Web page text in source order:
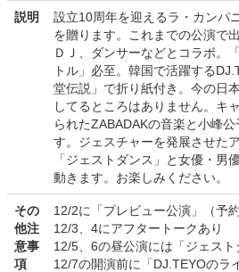
説明
設立10周年を迎えるラ・カンパ
を贈ります。これまでの公演で
ＤＪ、ダンサーなどとコラボ。
トル」必至。韓国で活躍する
堂伝説」で折り紙付き。今の日
してるところはありません。キ
られたZABADAKの音楽と小峰
す。ジェスチャーを発展させた
「ジェストダンス」と女優・男
動きます。お楽しみください。
その
他注
意事
項
12/2に「プレビュー公演」（予
12/3、4にアフタートークあり
12/5、6の昼公演には「ジェスト
12/7の開演前に「DJ.TEYOのラ